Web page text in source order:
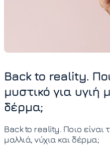
Back to reality.
μυστικό για υγιή
δέρμα;
Back to reality. Ποιο είναι
μαλλιά, νύχια και δέρμα;